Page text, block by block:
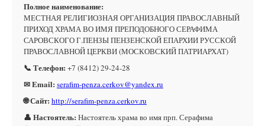
Полное наименование:
МЕСТНАЯ РЕЛИГИОЗНАЯ ОРГАНИЗАЦИЯ ПРАВОСЛАВНЫЙ
ПРИХОД ХРАМА ВО ИМЯ ПРЕПОДОБНОГО СЕРАФИМА
САРОВСКОГО Г.ПЕНЗЫ ПЕНЗЕНСКОЙ ЕПАРХИИ РУССКОЙ
ПРАВОСЛАВНОЙ ЦЕРКВИ (МОСКОВСКИЙ ПАТРИАРХАТ)
📞 Телефон: +7 (8412) 29-24-28
✉ Email: serafim-penza.cerkov@yandex.ru
🌐 Сайт: http://serafim-penza.cerkov.ru
👤 Настоятель: Настоятель храма во имя прп. Серафима